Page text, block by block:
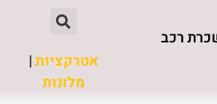
רכב
אטרקציות|
מלונות